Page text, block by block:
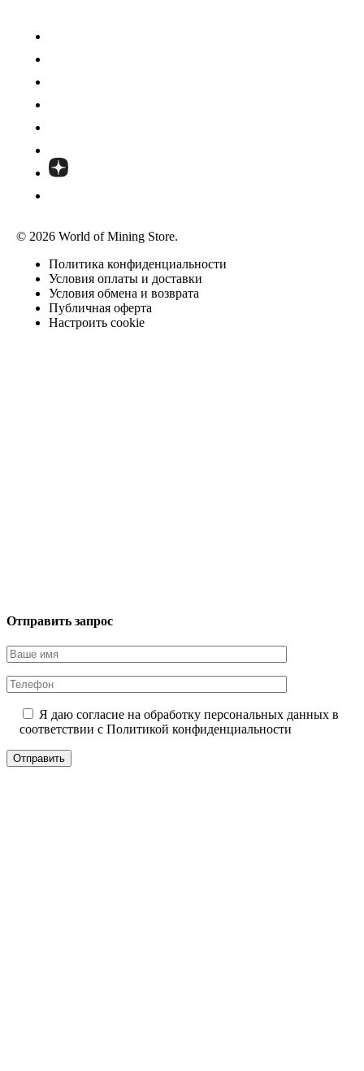
© 2026 World of Mining Store.
Политика конфиденциальности
Условия оплаты и доставки
Условия обмена и возврата
Публичная оферта
Настроить cookie
Отправить запрос
Я даю согласие на обработку персональных данных в
соответствии с Политикой конфиденциальности